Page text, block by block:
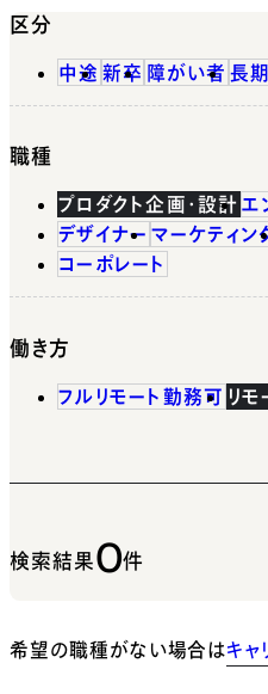
区分
中途 新卒 障がい者 長
職種
プロダクト企画・設計 エ
デザイナー マーケティン
コーポレート
働き方
フルリモート勤務可 リ
検索結果0件
希望の職種がない場合はキャ